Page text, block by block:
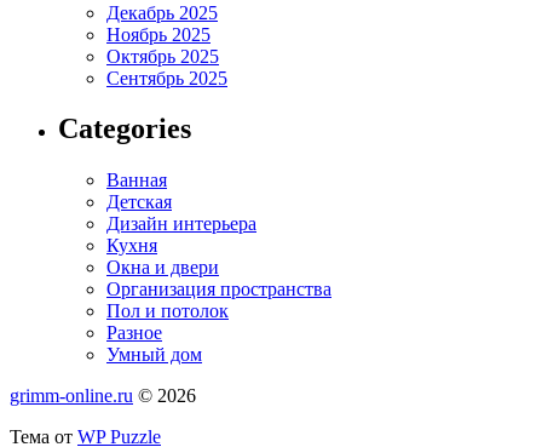
Декабрь 2025
Ноябрь 2025
Октябрь 2025
Сентябрь 2025
Categories
Ванная
Детская
Дизайн интерьера
Кухня
Окна и двери
Организация пространства
Пол и потолок
Разное
Умный дом
grimm-online.ru © 2026
Тема от WP Puzzle